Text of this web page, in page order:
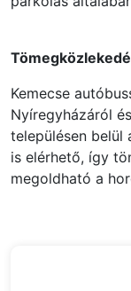
Kemecse
Nyíregyházáról
településen belül
is elérhető, így
megoldható a